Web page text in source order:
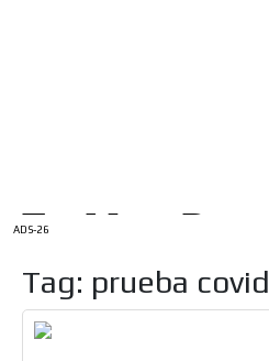
ADS-26
Tag: prueba covid